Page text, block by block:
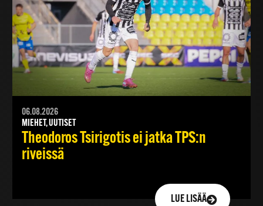
06.08.2026
MIEHET, UUTISET
Theodoros Tsirigotis ei jatka TPS:n
riveissä
LUE LISÄÄ